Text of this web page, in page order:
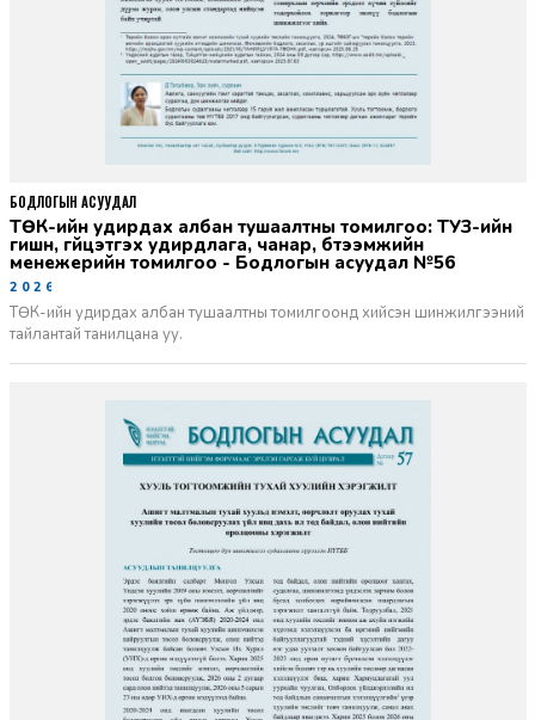
ТӨК-ийн удирдах албан тушаалтны томилгоо: ТУЗ-ийн
гишүүн, гүйцэтгэх удирдлага, чанар, бүтээмжийн
менежерийн томилгоо - Бодлогын асуудал №56
2026-06-02
ТӨК-ийн удирдах албан тушаалтны томилгоонд хийсэн шинжилгээний
тайлантай танилцана уу.
БОДЛОГЫН АСУУДАЛ